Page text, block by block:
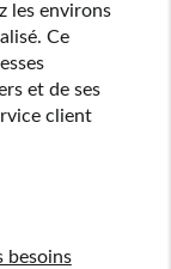
les environs
Ce
et de ses
client
besoins